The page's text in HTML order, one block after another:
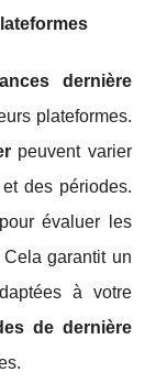
dernière
plateformes.
peuvent varier
des périodes.
évaluer les
Cela garantit un
à votre
de dernière